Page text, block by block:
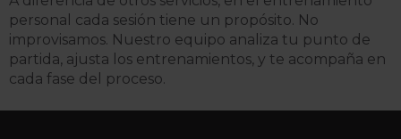
personal cada sesión tiene un propósito. No
improvisamos. Nuestro equipo analiza tu punto de
partida, ajusta los entrenamientos, y te acompaña en
cada fase del proceso.